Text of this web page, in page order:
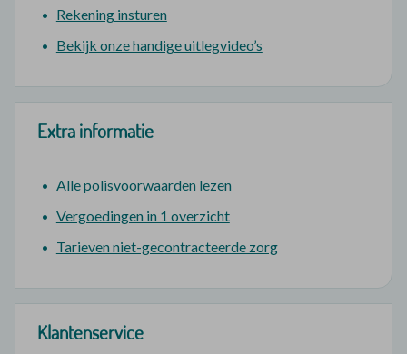
Rekening insturen
Bekijk onze handige uitlegvideo’s
Extra informatie
Alle polisvoorwaarden lezen
Vergoedingen in 1 overzicht
Tarieven niet-gecontracteerde zorg
Klantenservice